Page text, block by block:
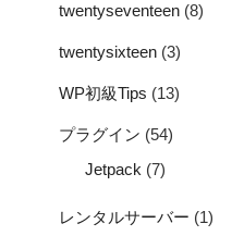
twentyseventeen (8)
twentysixteen (3)
WP初級Tips (13)
プラグイン (54)
Jetpack (7)
レンタルサーバー (1)